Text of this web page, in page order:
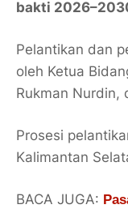
bakti
Pelantikan dan
oleh Ketua
Rukman Nurdin,
Prosesi
Kalimantan
BACA JUGA: